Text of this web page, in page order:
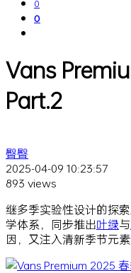
0
0
Vans
Part.2
臀臀
2025-04-09 10:23:57
893 views
继多季实验性设计的探索
学体系，同步推出叶绿与
因，又注入清新季节元素